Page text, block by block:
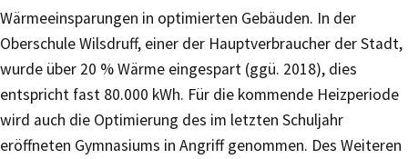
Wärmeeinsparungen in optimierten Gebäuden. In der
Oberschule Wilsdruff, einer der Hauptverbraucher der Stadt,
wurde über 20 % Wärme eingespart (ggü. 2018), dies
entspricht fast 80.000 kWh. Für die kommende Heizperiode
wird auch die Optimierung des im letzten Schuljahr
eröffneten Gymnasiums in Angriff genommen. Des Weiteren